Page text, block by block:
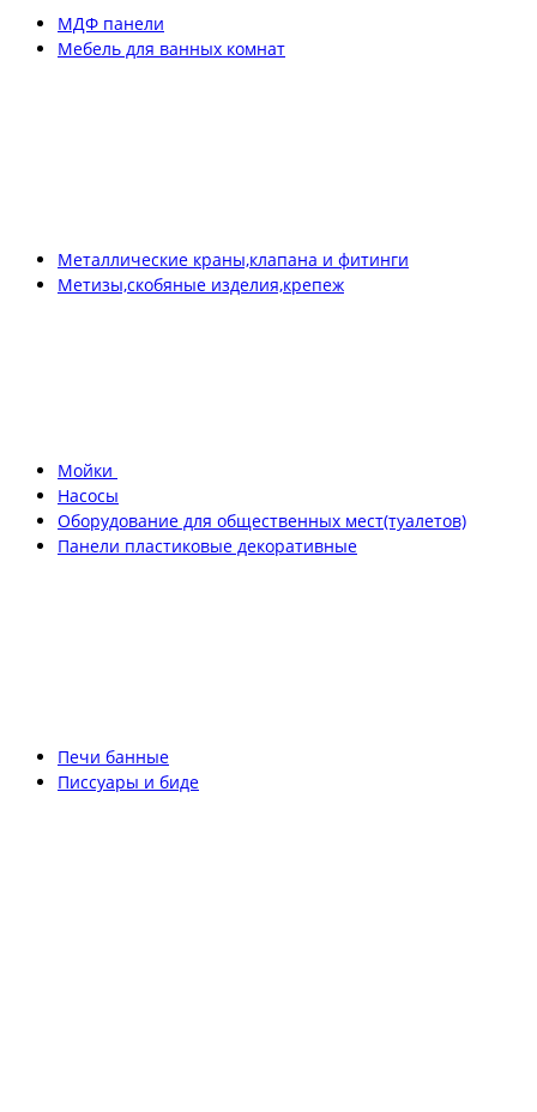
МДФ панели
Мебель для ванных комнат
Металлические краны,клапана и фитинги
Метизы,скобяные изделия,крепеж
Мойки
Насосы
Оборудование для общественных мест(туалетов)
Панели пластиковые декоративные
Печи банные
Писсуары и биде